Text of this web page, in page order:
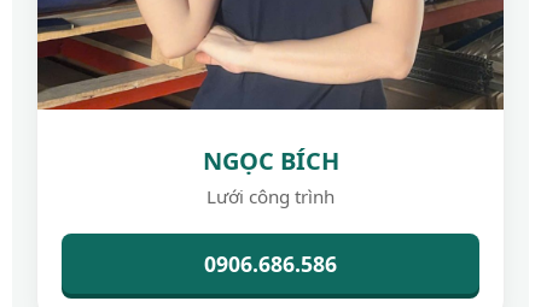
NGỌC BÍCH
Lưới công trình
0906.686.586